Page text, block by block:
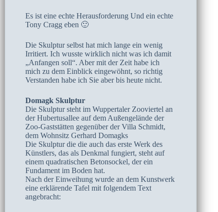
Es ist eine echte Herausforderung Und ein echte
Tony Cragg eben 🙂
Die Skulptur selbst hat mich lange ein wenig
Irritiert. Ich wusste wirklich nicht was ich damit
„Anfangen soll“. Aber mit der Zeit habe ich
mich zu dem Einblick eingewöhnt, so richtig
Verstanden habe ich Sie aber bis heute nicht.
Domagk Skulptur
Die Skulptur steht im Wuppertaler Zooviertel an
der Hubertusallee auf dem Außengelände der
Zoo-Gaststätten gegenüber der Villa Schmidt,
dem Wohnsitz Gerhard Domagks
Die Skulptur die die auch das erste Werk des
Künstlers, das als Denkmal fungiert, steht auf
einem quadratischen Betonsockel, der ein
Fundament im Boden hat.
Nach der Einweihung wurde an dem Kunstwerk
eine erklärende Tafel mit folgendem Text
angebracht: